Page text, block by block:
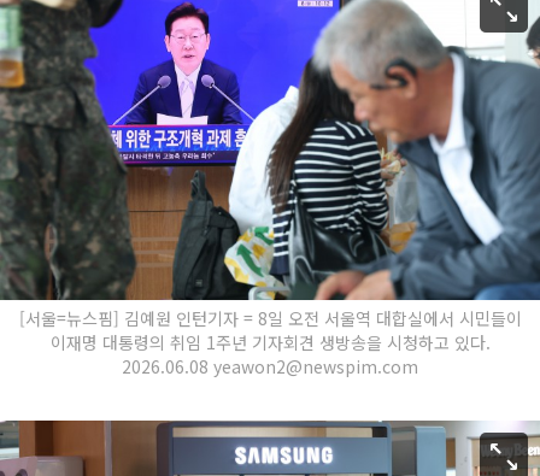
[서울=뉴스핌] 김예원 인턴기자 = 8일 오전 서울역 대합실에서 시민들이
이재명 대통령의 취임 1주년 기자회견 생방송을 시청하고 있다.
2026.06.08 yeawon2@newspim.com